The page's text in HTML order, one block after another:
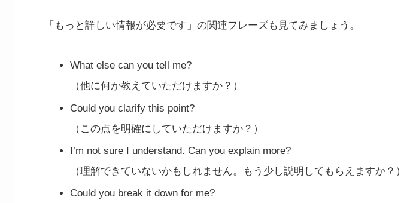
「もっと詳しい情報が必要です」の関連フレーズも見てみましょう。
What else can you tell me?
（他に何か教えていただけますか？）
Could you clarify this point?
（この点を明確にしていただけますか？）
I’m not sure I understand. Can you explain more?
（理解できていないかもしれません。もう少し説明してもらえますか？）
Could you break it down for me?